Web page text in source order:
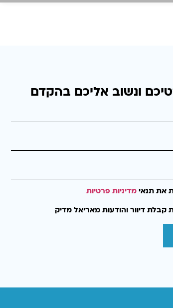
ונשוב אליכם בהקדם
את תנאי מדיניות פרטיות
דיוור והודעות מאריאל מדיק